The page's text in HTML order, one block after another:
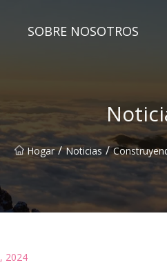
SOBRE NOSOTROS
Hogar / Noticias /
2024